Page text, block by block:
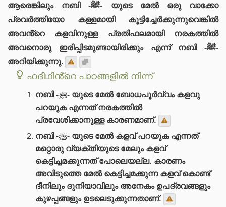
ആരെങ്കിലും നബി -ﷺ- യുടെ മേൽ ഒരു വാക്കോ
പ്രവർത്തിയോ കള്ളമായി കൂട്ടിച്ചേർക്കുന്നുവെങ്കിൽ
അവൻ്റെ കളവിനുള്ള പ്രതിഫലമായി നരകത്തിൽ
അവനൊരു ഇരിപ്പിടമുണ്ടായിരിക്കും എന്ന് നബി -ﷺ-
അറിയിക്കുന്നു.
ഹദീഥിൻ്റെ പാഠങ്ങളിൽ നിന്ന്
നബി -ﷺ- യുടെ മേൽ ബോധപൂർവ്വം കളവു
പറയുക എന്നത് നരകത്തിൽ
പ്രവേശിക്കാനുള്ള കാരണമാണ്.
നബി -ﷺ- യുടെ മേൽ കളവ് പറയുക എന്നത്
മറ്റൊരു വ്യക്തിയുടെ മേലും കളവ്
കെട്ടിച്ചമക്കുന്നത് പോലെയല്ല. കാരണം
അവിടുത്തെ മേൽ കെട്ടിച്ചമക്കുന്ന കളവ് കൊണ്ട്
ദീനിലും ദുനിയാവിലും അനേകം ഉപദ്രവങ്ങളും
കുഴപ്പങ്ങളും ഉടലെടുക്കുന്നതാണ്.